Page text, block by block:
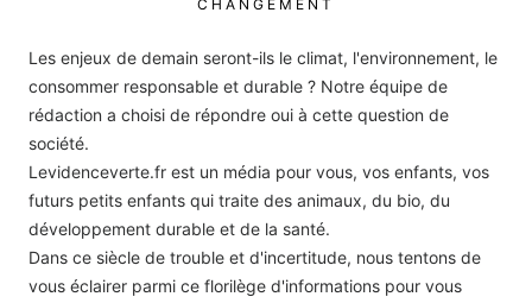
CHANGEMENT
Les enjeux de demain seront-ils le climat, l'environnement, le
consommer responsable et durable ? Notre équipe de
rédaction a choisi de répondre oui à cette question de
société.
Levidenceverte.fr est un média pour vous, vos enfants, vos
futurs petits enfants qui traite des animaux, du bio, du
développement durable et de la santé.
Dans ce siècle de trouble et d'incertitude, nous tentons de
vous éclairer parmi ce florilège d'informations pour vous